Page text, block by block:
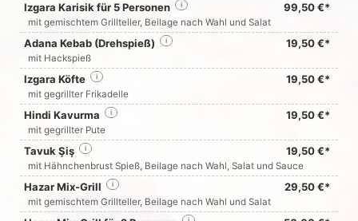
Izgara Karisik für 5 Personen 99,50 €*
i
mit gemischtem Grillteller, Beilage nach Wahl und Salat
Adana Kebab (Drehspieß) 19,50 €*
i
mit Hackspieß
Izgara Köfte 19,50 €*
i
mit gegrillter Frikadelle
Hindi Kavurma 19,50 €*
i
mit gegrillter Pute
Tavuk Şiş 19,50 €*
i
mit Hähnchenbrust Spieß, Beilage nach Wahl, Salat und Sauce
Hazar Mix-Grill 29,50 €*
i
mit gemischtem Grillteller, Beilage nach Wahl und Salat